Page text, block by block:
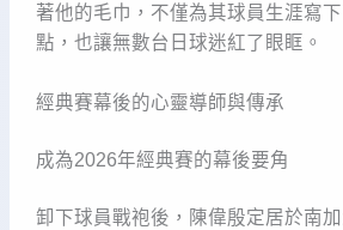
著他的毛巾，不僅為其球員生涯寫
點，也讓無數台日球迷紅了眼眶。
經典賽幕後的心靈導師與傳承
成為2026年經典賽的幕後要角
卸下球員戰袍後，陳偉殷定居於南